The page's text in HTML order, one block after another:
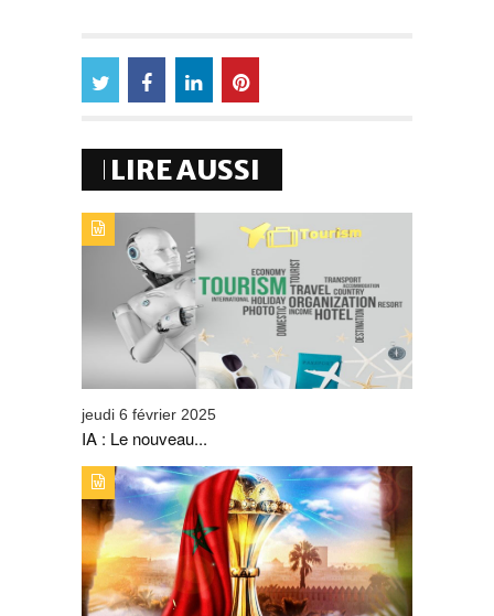
LIRE AUSSI
TYPE DE PUBLICATION : ALERTES_INFOSTITRE : IA : LE
NOUVEAU COMPAGNON DU SECTEUR DU TOURISME
jeudi 6 février 2025
IA : Le nouveau...
TYPE DE PUBLICATION : ALERTES_INFOSTITRE : LA
CAN 2025 METTRA SUR ORBITE LA DESTINATION
TOURISTIQUE MAROC